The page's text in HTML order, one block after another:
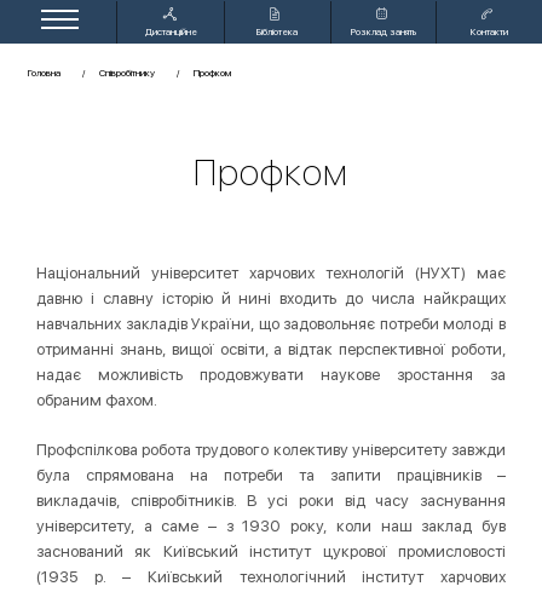
Дистанційне
Бібліотека Розклад занять Контакти
Головна Співробітнику Профком
Профком
Національний університет харчових технологій (НУХТ) має
давню і славну історію й нині входить до числа найкращих
навчальних закладів України, що задовольняє потреби молоді в
отриманні знань, вищої освіти, а відтак перспективної роботи,
надає можливість продовжувати наукове зростання за
обраним фахом.
Профспілкова робота трудового колективу університету завжди
була спрямована на потреби та запити працівників –
викладачів, співробітників. В усі роки від часу заснування
університету, а саме – з 1930 року, коли наш заклад був
заснований як Київський інститут цукрової промисловості
(1935 р. – Київський технологічний інститут харчових